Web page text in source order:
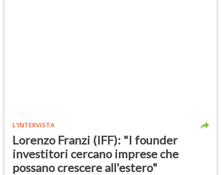
L'INTERVISTA
Lorenzo Franzi (IFF): "I founder
investitori cercano imprese che
possano crescere all'estero"